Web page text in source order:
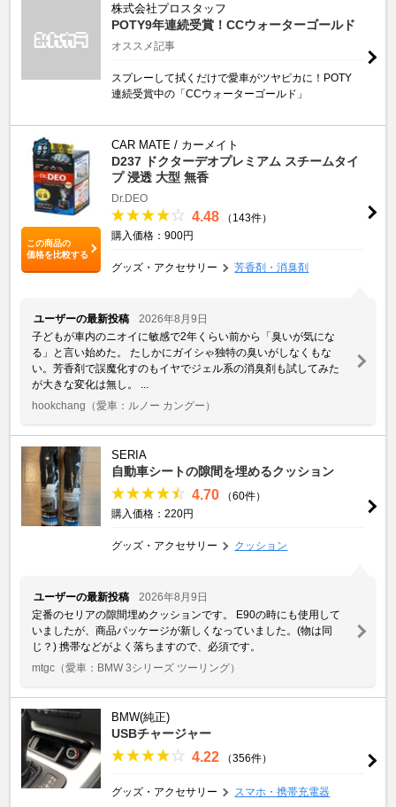
株式会社プロスタッフ
POTY9年連続受賞！CCウォーターゴールド
オススメ記事
スプレーして拭くだけで愛車がツヤピカに！POTY
連続受賞中の「CCウォーターゴールド」
この商品の
価格を比較する
CAR MATE / カーメイト
D237 ドクターデオプレミアム スチームタイ
プ 浸透 大型 無香
Dr.DEO
4.48
（143件）
購入価格：900円
グッズ・アクセサリー 芳香剤・消臭剤
ユーザーの最新投稿
2026年8月9日
子どもが車内のニオイに敏感で2年くらい前から「臭いが気にな
る」と言い始めた。 たしかにガイシゃ独特の臭いがしなくもな
い。芳香剤で誤魔化すのもイヤでジェル系の消臭剤も試してみた
が大きな変化は無し。 ...
hookchang （愛車：ルノー カングー）
SERIA
自動車シートの隙間を埋めるクッション
4.70
（60件）
購入価格：220円
グッズ・アクセサリー クッション
ユーザーの最新投稿
2026年8月9日
定番のセリアの隙間埋めクッションです。 E90の時にも使用して
いましたが、商品パッケージが新しくなっていました。(物は同
じ？) 携帯などがよく落ちますので、必須です。
mtgc （愛車：BMW 3シリーズ ツーリング）
BMW(純正)
USBチャージャー
4.22 （356件）
グッズ・アクセサリー スマホ・携帯充電器